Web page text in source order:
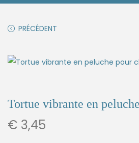
PRÉCÉDENT
Tortue vibrante en
€ 3,45